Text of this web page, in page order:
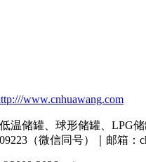
www.cnhuawang.com
温储罐、球形储罐、LPG
（微信同号）｜邮箱：